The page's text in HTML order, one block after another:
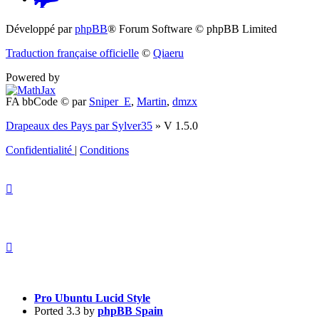
(S’ouvre
nouvel
Développé parphpBB® Forum Software © phpBB Limited
Traduction française officielle © Qiaeru
Powered by
FA bbCode © par Sniper_E, Martin, dmzx
Drapeaux des Pays par Sylver35 » V 1.5.0
Confidentialité | Conditions
Pro Ubuntu Lucid Style
Ported 3.3 by phpBB Spain